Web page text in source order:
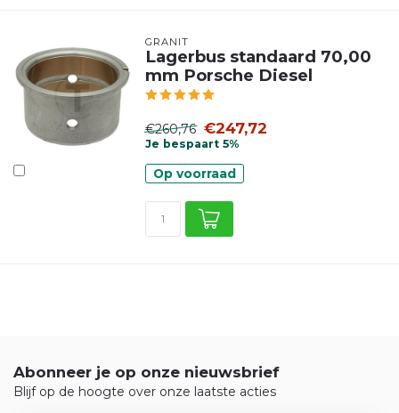
GRANIT
Lagerbus standaard 70,00
mm Porsche Diesel
€260,76 €247,72
Je bespaart 5%
Op voorraad
Abonneer je op onze nieuwsbrief
Blijf op de hoogte over onze laatste acties